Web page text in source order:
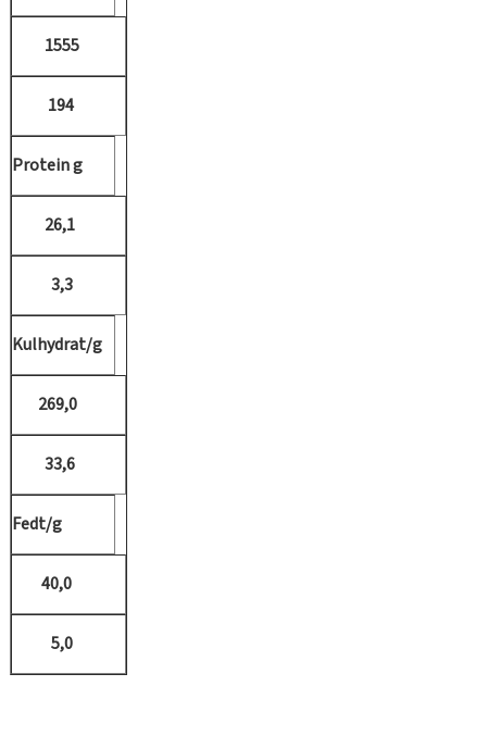
1555
194
Protein g
26,1
3,3
Kulhydrat/g
269,0
33,6
Fedt/g
40,0
5,0